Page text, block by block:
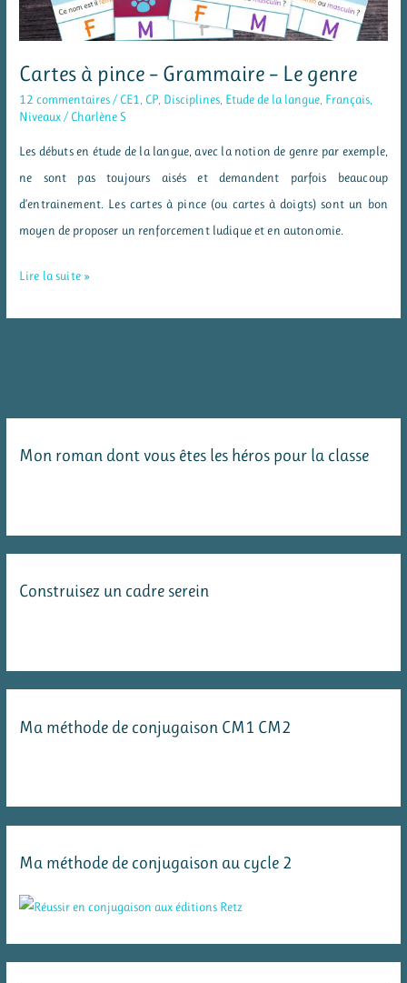
Cartes à pince – Grammaire – Le genre
12 commentaires/ CE1, CP, Disciplines, Etude de la langue, Français,
Niveaux/ Charlène S
Les débuts en étude de la langue, avec la notion de genre par exemple,
ne sont pas toujours aisés et demandent parfois beaucoup
d’entrainement. Les cartes à pince (ou cartes à doigts) sont un bon
moyen de proposer un renforcement ludique et en autonomie.
Cartes
genre
Lire la suite »
Mon roman dont vous êtes les héros pour la classe
Construisez un cadre serein
Ma méthode de conjugaison CM1 CM2
Ma méthode de conjugaison au cycle 2